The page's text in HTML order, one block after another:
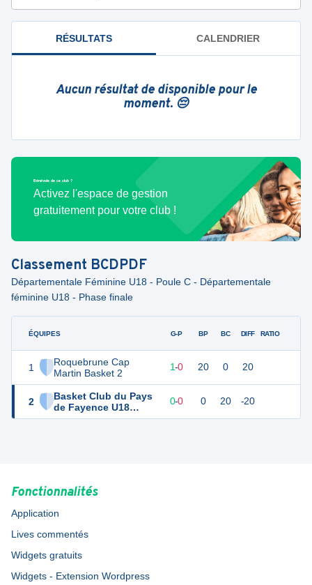
RÉSULTATS CALENDRIER
Aucun résultat de disponible pour le
moment. 😔
Bénévole de ce club ?
Activez l'espace de gestion
gratuitement pour votre club !
Classement BCDPDF
Départementale Féminine U18 - Poule C - Départementale
féminine U18 - Phase finale
ÉQUIPES
1
Roquebrune Cap
Martin Basket 2
2
Basket Club du Pays
de Fayence U18
Féminines
G-P BP BC DIFF RATIO
2 1-0 20 0 20
0 1 0-0 0 20 -20
Fonctionnalités
Application
Lives commentés
Widgets gratuits
Widgets - Extension Wordpress